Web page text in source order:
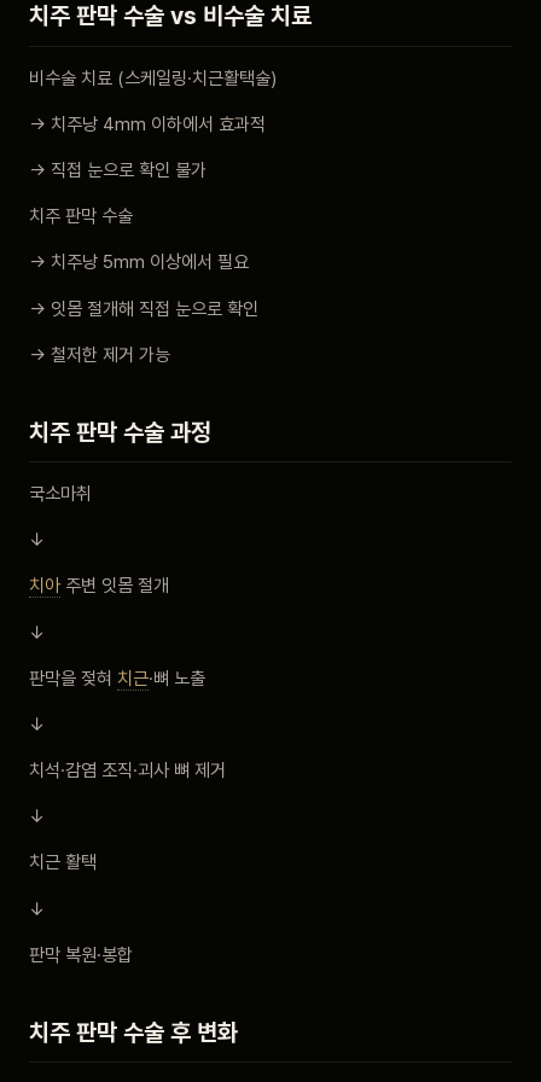
치주 판막 수술 vs 비수술 치료
비수술 치료 (스케일링·치근활택술)
→ 치주낭 4mm 이하에서 효과적
→ 직접 눈으로 확인 불가
치주 판막 수술
→ 치주낭 5mm 이상에서 필요
→ 잇몸 절개해 직접 눈으로 확인
→ 철저한 제거 가능
치주 판막 수술 과정
국소마취
↓
치아주변 잇몸 절개
↓
판막을 젖혀 치근·뼈 노출
↓
치석·감염 조직·괴사 뼈 제거
↓
치근 활택
↓
판막 복원·봉합
치주 판막 수술 후 변화